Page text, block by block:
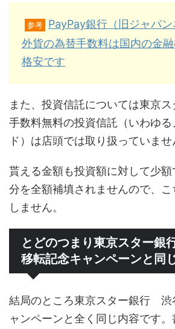
参考
PayPay銀行（旧ジャパ
外貨の為替手数料は国内の金
格安です
また、投資信託については東京
手数料無料の投資信託（いわゆ
ド）は店頭では取り扱っていませ
貰える金額も投資額に対して少
分を全額補填されませんので、
しません。
とどのつまり東京スター
移転記念キャンペーンと同
結局のところ東京スター銀行 渋
ャンペーンと全く同じ内容です